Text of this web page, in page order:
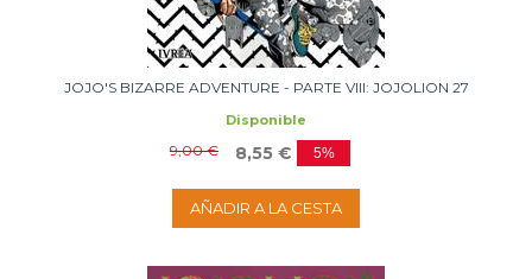
JOJO'S BIZARRE ADVENTURE - PARTE VIII: JOJOLION 27
Disponible
9,00 € 8,55 € 5%
AÑADIR A LA CESTA